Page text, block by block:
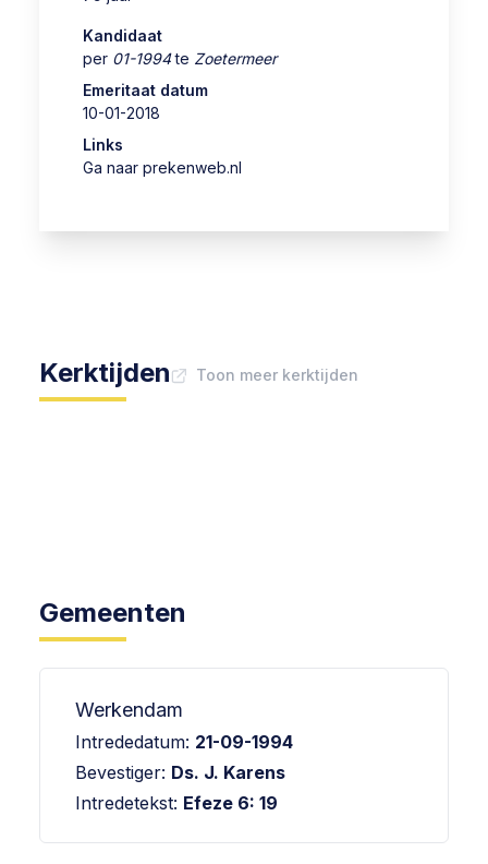
Kerktijden Toon meer kerktijden
Gemeenten
Werkendam
Intrededatum: 21-09-1994
Bevestiger: Ds. J. Karens
Intredetekst: Efeze 6: 19
Kandidaat
per 01-1994te Zoetermeer
Emeritaat datum
10-01-2018
Links
Ga naar prekenweb.nl